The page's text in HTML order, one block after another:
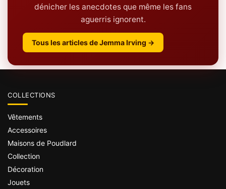
dénicher les anecdotes que même les fans
aguerris ignorent.
Tous les articles de Jemma Irving →
COLLECTIONS
Vêtements
Accessoires
Maisons de Poudlard
Collection
Décoration
Jouets